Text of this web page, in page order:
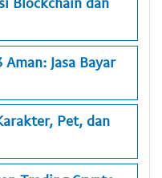
Jasa Bayar
Pet, dan